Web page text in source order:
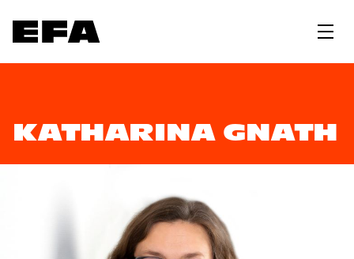
KATHARINA GNATH